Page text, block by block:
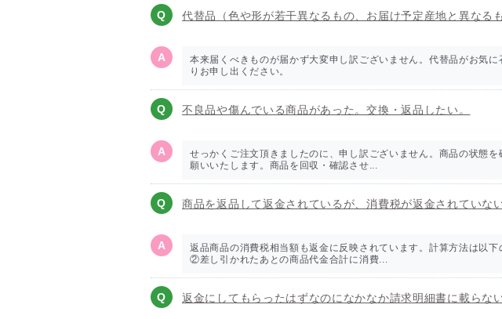
代替品（色や形が若干異なるもの、お届け予定産地と異なる
本来届くべきものが届かず大変申し訳ございません。代替品がお気
りお申し出ください。
不良品や傷んでいる商品があった。交換・返品したい。
せっかくご注文頂きましたのに、申し訳ございません。商品の状態
願いいたします。商品を回収・確認させ...
商品を返品して返金されているが、消費税が返金されていな
返品商品の消費税相当額も返金に反映されています。計算方法は以
②差し引かれたあとの商品代金合計に消費...
返金にしてもらったはずなのになかなか請求明細書に載らない